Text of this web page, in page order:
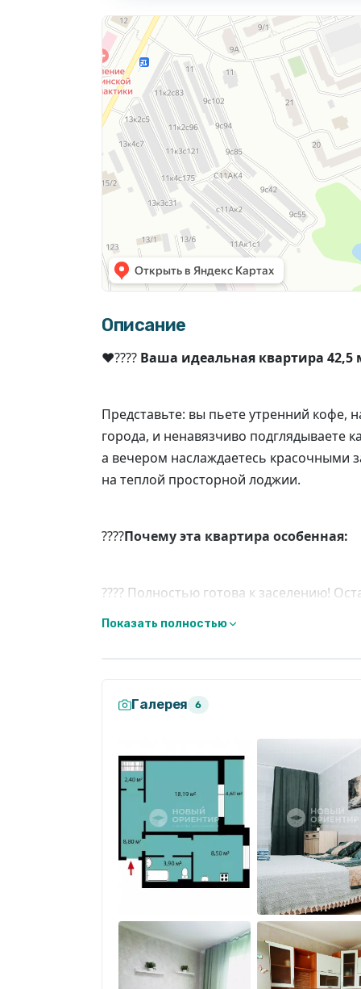
6
Описание
❤️‍???? Ваша идеальная квартира 42,5
Представьте: вы пьете утренний кофе,
города, и ненавязчиво подглядываете
а вечером наслаждаетесь красочными
на теплой просторной лоджии.
????Почему эта квартира особенная:
???? Полностью готова к заселению!
проживания мебель и техника.
для планировок в Нягани гардеробной
????️ Идеальная высота — 5 этаж из 10:
шума с первых этажей, при этом в
пешком не составит труда.
????️ Просторная теплая лоджия с видом
???? Дом расположен в самой удачной
автодорог и укрытый от городского
доступности сады, школы, гимназия,
спортивные комплексы, центральная
Показать полностью
Галерея 6